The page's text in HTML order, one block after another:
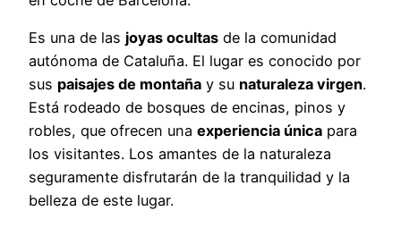
Es una de las joyas ocultas de la comunidad
autónoma de Cataluña. El lugar es conocido por
sus paisajes de montaña y su naturaleza virgen.
Está rodeado de bosques de encinas, pinos y
robles, que ofrecen una experiencia única para
los visitantes. Los amantes de la naturaleza
seguramente disfrutarán de la tranquilidad y la
belleza de este lugar.